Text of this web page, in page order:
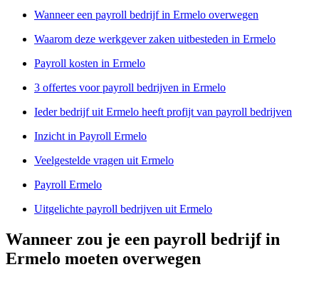
Wanneer een payroll bedrijf in Ermelo overwegen
Waarom deze werkgever zaken uitbesteden in Ermelo
Payroll kosten in Ermelo
3 offertes voor payroll bedrijven in Ermelo
Ieder bedrijf uit Ermelo heeft profijt van payroll bedrijven
Inzicht in Payroll Ermelo
Veelgestelde vragen uit Ermelo
Payroll Ermelo
Uitgelichte payroll bedrijven uit Ermelo
Wanneer zou je een payroll bedrijf in
Ermelo moeten overwegen